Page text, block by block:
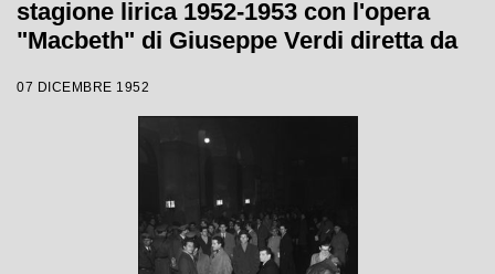
stagione lirica 1952-1953 con l'opera
"Macbeth" di Giuseppe Verdi diretta da
Ebert
07 DICEMBRE 1952